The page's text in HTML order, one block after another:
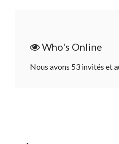
Who's Online
Nous avons 53 invités et